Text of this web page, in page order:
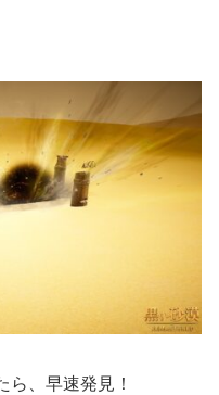
ら、早速発見！